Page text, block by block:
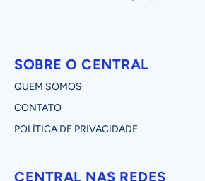
SOBRE O CENTRAL
QUEM SOMOS
CONTATO
POLÍTICA DE PRIVACIDADE
CENTRAL NAS REDES